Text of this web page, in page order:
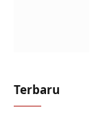
Terbaru